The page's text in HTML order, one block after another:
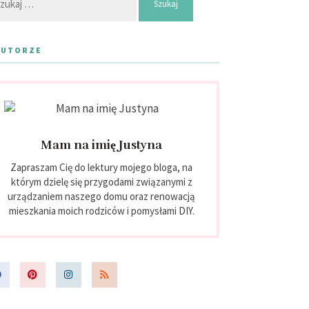
Mam na imię Justyna
Zapraszam Cię do lektury mojego bloga, na
którym dzielę się przygodami związanymi z
urządzaniem naszego domu oraz renowacją
mieszkania moich rodziców i pomysłami DIY.